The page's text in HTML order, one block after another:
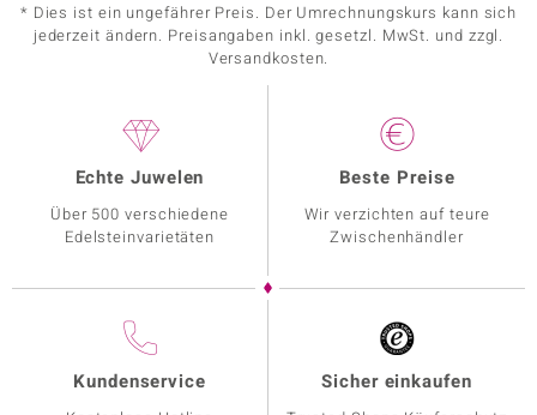
* Dies ist ein ungefährer Preis. Der Umrechnungskurs kann sich
jederzeit ändern. Preisangaben inkl. gesetzl. MwSt. und zzgl.
Versandkosten.
Echte Juwelen
Über 500 verschiedene
Edelsteinvarietäten
Beste Preise
Wir verzichten auf teure
Zwischenhändler
Kundenservice Sicher einkaufen